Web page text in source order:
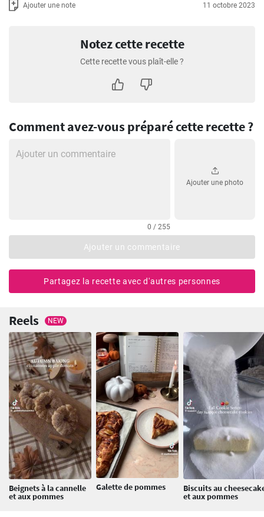
Ajouter une note 11 octobre 2023
Notez cette recette
Cette recette vous plaît-elle ?
Comment avez-vous préparé cette recette ?
0 / 255
Ajouter une photo
Ajouter un commentaire
Partagez la recette avec d'autres personnes
Reels NEW
Beignets à la cannelle
et aux pommes
Galette de pommes Biscuits au
et aux pommes